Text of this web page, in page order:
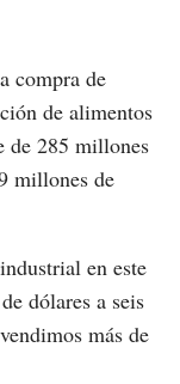
compra de
de alimentos
de 285 millones
millones de
en este
dólares a seis
más de